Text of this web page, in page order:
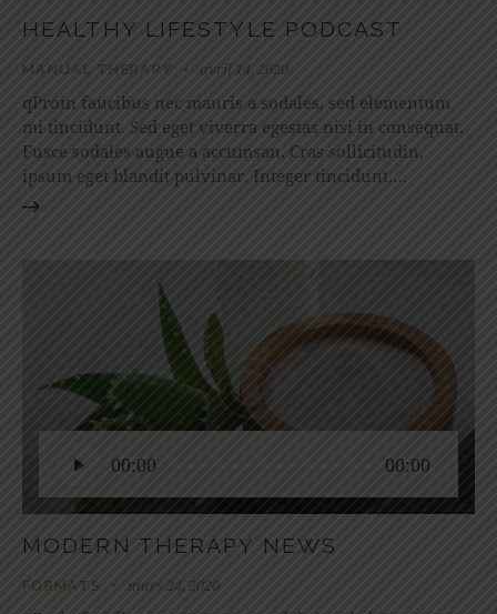
HEALTHY LIFESTYLE PODCAST
MANUAL THERAPY avril 14, 2020
qProin faucibus nec mauris a sodales, sed elementum
mi tincidunt. Sed eget viverra egestas nisi in consequat.
Fusce sodales augue a accumsan. Cras sollicitudin,
ipsum eget blandit pulvinar. Integer tincidunt.…
audio
00:00 00:00
MODERN THERAPY NEWS
FORMATS mars 24, 2020